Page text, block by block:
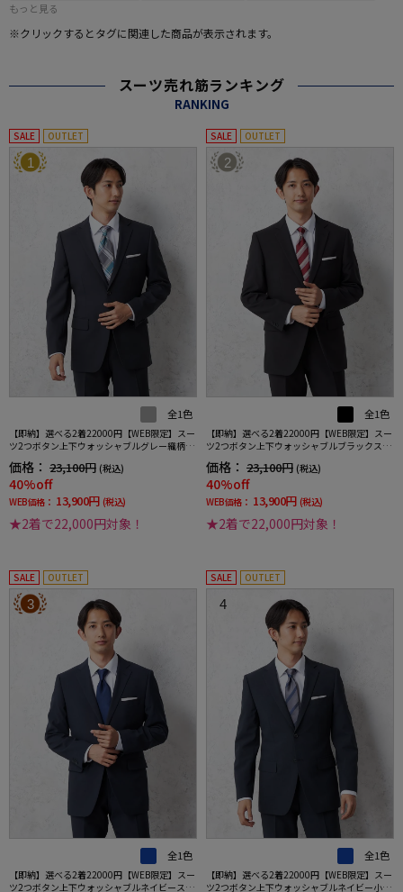
もっと見る
※クリックするとタグに関連した商品が表示されます。
スーツ売れ筋ランキング
RANKING
SALE OUTLET
1
全1色
【即納】選べる2着22000円【WEB限定】スー
ツ2つボタン上下ウォッシャブルグレー織柄無
地3シーズン対応
価格： 23,100円 (税込)
40%off
WEB価格： 13,900円 (税込)
★2着で22,000円対象！
SALE OUTLET
2
全1色
【即納】選べる2着22000円【WEB限定】スー
ツ2つボタン上下ウォッシャブルブラックスト
ライプ3シーズン対応
価格： 23,100円 (税込)
40%off
WEB価格： 13,900円 (税込)
★2着で22,000円対象！
SALE OUTLET
3
全1色
【即納】選べる2着22000円【WEB限定】スー
ツ2つボタン上下ウォッシャブルネイビースト
SALE OUTLET
4
全1色
【即納】選べる2着22000円【WEB限定】スー
ツ2つボタン上下ウォッシャブルネイビー小柄